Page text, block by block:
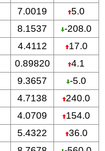
7.0019
5.0
8.1537
-208.0
4.4112
17.0
0.89820
4.1
9.3657
-5.0
4.7138
240.0
4.0709
154.0
5.4322
36.0